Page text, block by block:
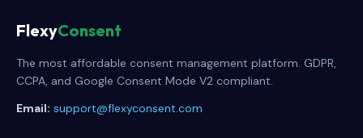
FlexyConsent
The most affordable consent management platform. GDPR,
CCPA, and Google Consent Mode V2 compliant.
Email: support@flexyconsent.com